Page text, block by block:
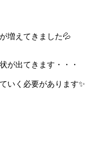
増えてきました💦
が出てきます・・・
いく必要があります✨